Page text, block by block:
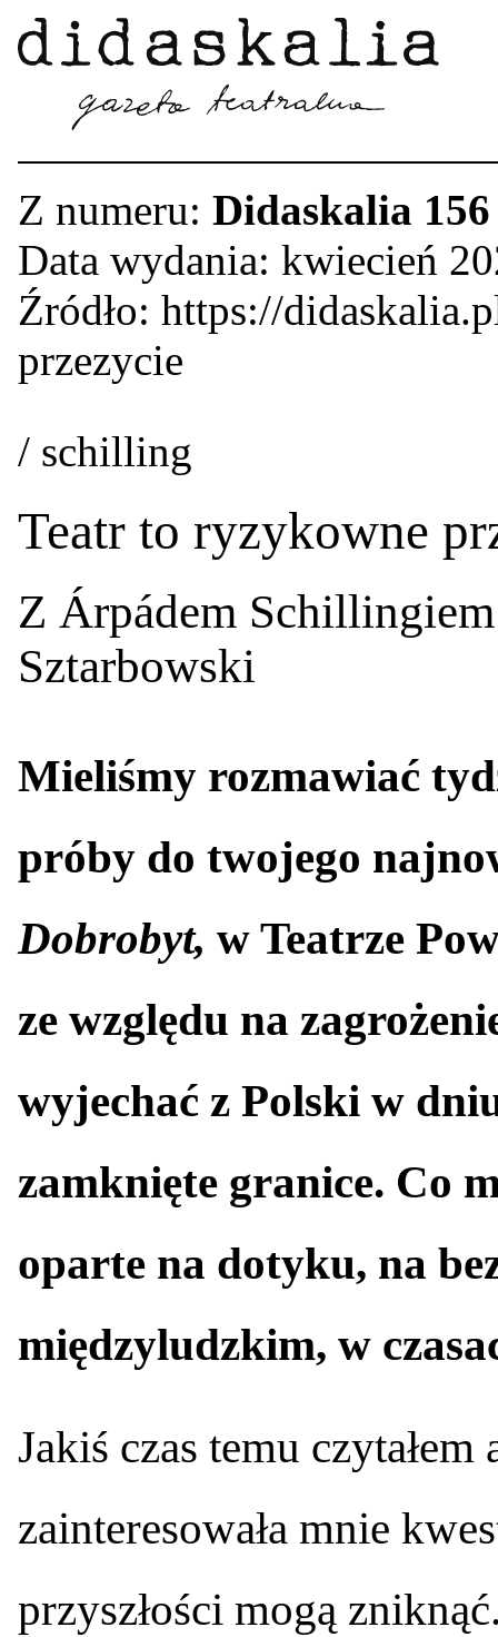
Z numeru: Didaskalia 156
Data wydania: kwiecień
Źródło: https://
przezycie
/ schilling
Teatr to ryzykowne
Z Árpádem Schillingiem
Sztarbowski
Mieliśmy rozmawiać
próby do twojego
Dobrobyt, w Teatrze
ze względu na
wyjechać z Polski w
zamknięte granice. Co
oparte na dotyku, na
międzyludzkim, w
Jakiś czas temu
zainteresowała mnie
przyszłości mogą